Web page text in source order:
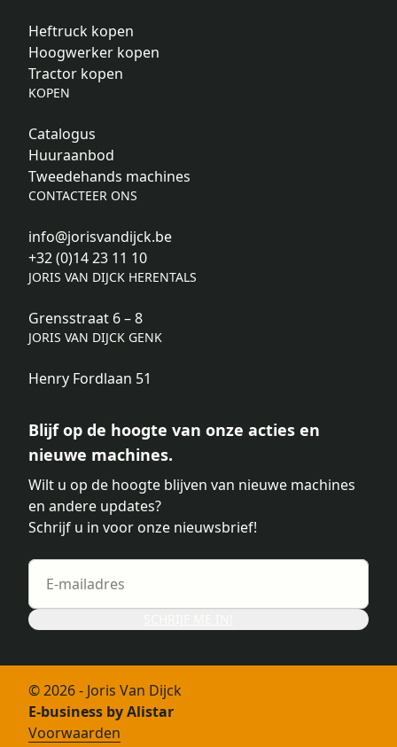
Heftruck kopen
Hoogwerker kopen
Tractor kopen
KOPEN
Catalogus
Huuraanbod
Tweedehands machines
CONTACTEER ONS
info@jorisvandijck.be
+32 (0)14 23 11 10
JORIS VAN DIJCK HERENTALS
Grensstraat 6 – 8
JORIS VAN DIJCK GENK
Henry Fordlaan 51
Blijf op de hoogte van onze acties en
nieuwe machines.
Wilt u op de hoogte blijven van nieuwe machines
en andere updates?
Schrijf u in voor onze nieuwsbrief!
© 2026 - Joris Van Dijck
E-business by Alistar
Voorwaarden